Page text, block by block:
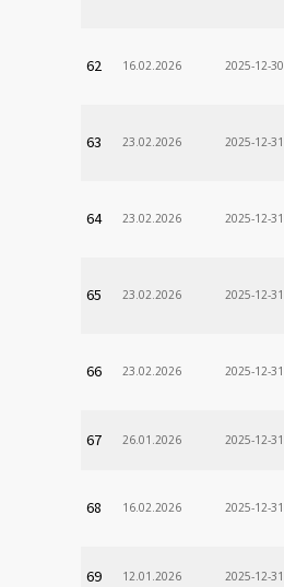
62 16.02.2026 2025-12-30
63 23.02.2026 2025-12-31
64 23.02.2026 2025-12-31
65 23.02.2026 2025-12-31
66 23.02.2026 2025-12-31
67 26.01.2026 2025-12-31
68 16.02.2026 2025-12-31
69 12.01.2026 2025-12-31